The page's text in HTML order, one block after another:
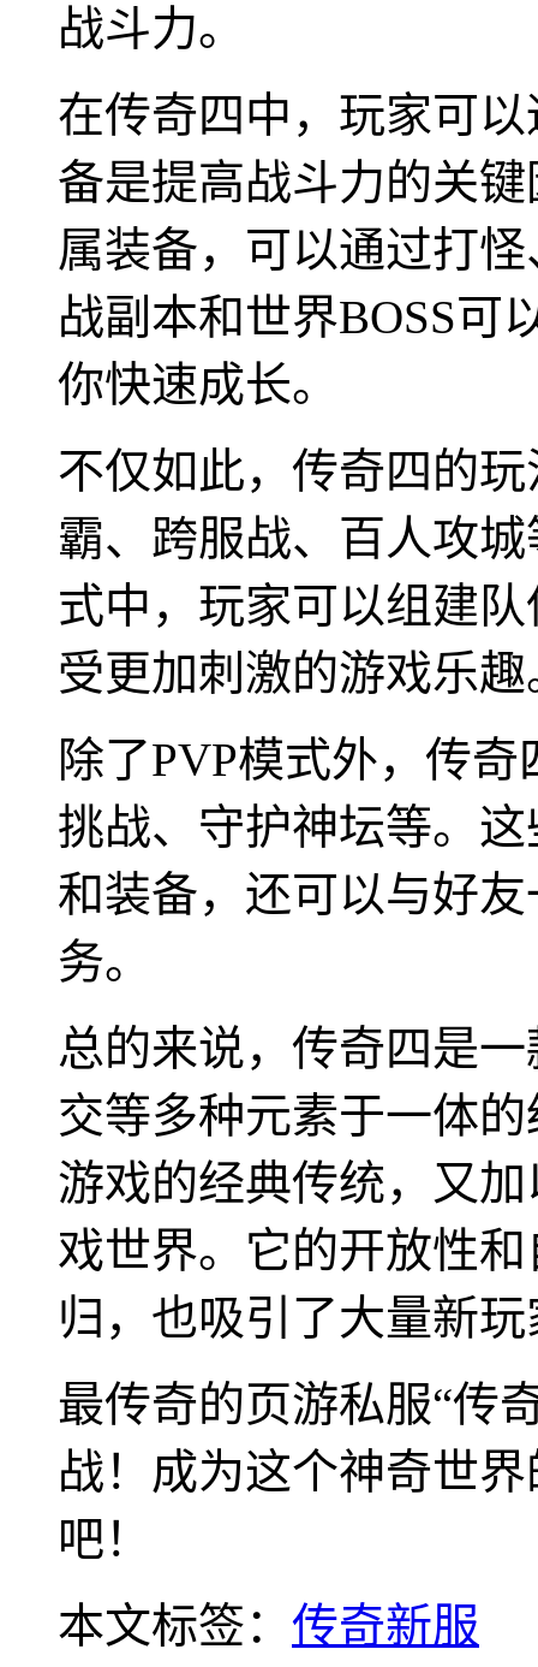
战斗力。
在传奇四中，玩家可
备是提高战斗力的关
属装备，可以通过打
战副本和世界BOSS可
你快速成长。
不仅如此，传奇四的
霸、跨服战、百人攻
式中，玩家可以组建
受更加刺激的游戏乐趣
除了PVP模式外，传
挑战、守护神坛等。
和装备，还可以与好
务。
总的来说，传奇四是
交等多种元素于一体
游戏的经典传统，又
戏世界。它的开放性
归，也吸引了大量新
最传奇的页游私服“传
战！成为这个神奇世
吧！
本文标签： 传奇新服